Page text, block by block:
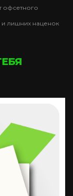
офсетного
и лишних наценок